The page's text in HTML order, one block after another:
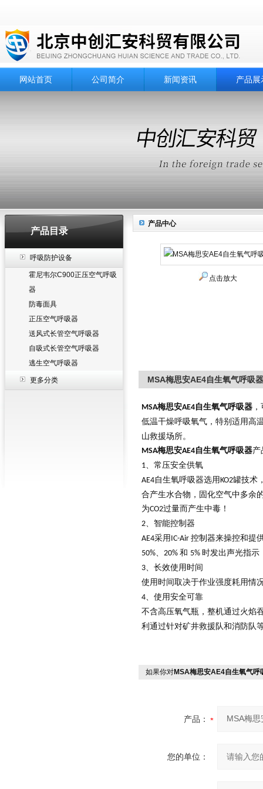
网站首页 公司简介 新闻资讯 产品展
产品目录
呼吸防护设备
霍尼韦尔C900正压空气呼吸
器
防毒面具
正压空气呼吸器
送风式长管空气呼吸器
自吸式长管空气呼吸器
逃生空气呼吸器
更多分类
产品中心
点击放大
MSA梅思安AE4自生氧气呼吸器
MSA梅思安AE4自生氧气呼吸器
低温干燥呼吸氧气，特别适用高
山救援场所。
MSA梅思安AE4自生氧气呼吸器产
1、常压安全供氧
AE4自生氧呼吸器选用KO2罐技术
合产生水合物，固化空气中多余
为CO2过量而产生中毒！
2、智能控制器
AE4采用 IC-Air 控制器来操控和提
50%、 20% 和 5% 时发出声光指示
3、长效使用时间
使用时间取决于作业强度耗用情
4、使用安全可靠
不含高压氧气瓶，整机通过火焰
利通过针对矿井救援队和消防队
如果你对MSA梅思安AE4自生氧气呼
产品：
您的单位：